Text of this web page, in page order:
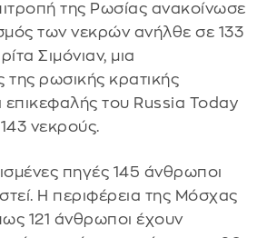
της Ρωσίας ανακοίνωσε
των νεκρών ανήλθε σε 133
Σιμόνιαν, μια
ρωσικής κρατικής
επικεφαλής του Russia Today
νεκρούς.
πηγές 145 άνθρωποι
Η περιφέρεια της Μόσχας
121 άνθρωποι έχουν